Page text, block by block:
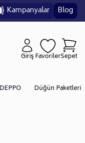
Kampanyalar Blog
GirişFavorilerSepet
Düğün Paketleri